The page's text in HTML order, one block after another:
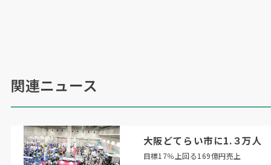
関連ニュース
大阪どてらい市に1.３万人
目標17％上回る169億円売上